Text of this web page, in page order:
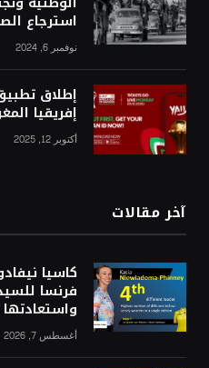
استرجاع
نوفمبر 6, 2024
إطلاق
إفريقيا المغرب
أكتوبر 12, 2025
آخر مقالات
كاسيا
فرنسا
أغسطس 7, 2026